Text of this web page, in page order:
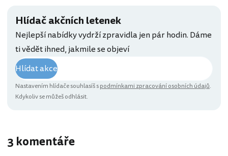
Hlídač akčních letenek
Nejlepší nabídky vydrží zpravidla jen pár hodin. Dáme
ti vědět ihned, jakmile se objeví
Hlídat akce
Nastavením hlídače souhlasíš spodmínkami zpracování osobních údajů.
Kdykoliv se můžeš odhlásit.
3 komentáře